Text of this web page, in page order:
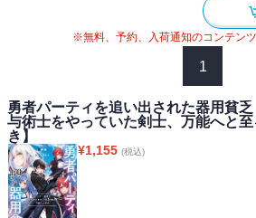
※無料、予約、入荷通知のコンテン
1
勇者パーティを追い出された器用貧
与術士をやっていた剣士、万能へと
き】
¥1,155 (税込)